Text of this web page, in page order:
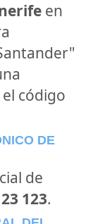
en
código
DE
de
123.